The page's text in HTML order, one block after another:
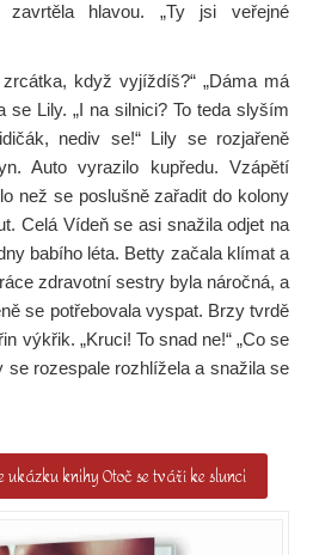
zavrtěla hlavou. „Ty jsi veřejné
když vyjíždíš?“ „Dáma má
se Lily. „I na silnici? To teda slyším
nediv se!“ Lily se rozjařeně
Auto vyrazilo kupředu. Vzápětí
než se poslušně zařadit do kolony
Celá Vídeň se asi snažila odjet na
babího léta. Betty začala klímat a
zdravotní sestry byla náročná, a
se potřebovala vyspat. Brzy tvrdě
výkřik. „Kruci! To snad ne!“ „Co se
se rozespale rozhlížela a snažila se
ukázku knihy Otoč se tváří ke slunci